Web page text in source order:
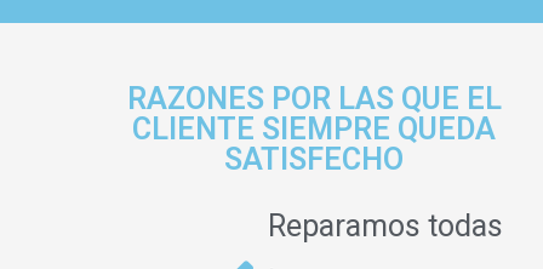
RAZONES POR LAS QUE EL
CLIENTE SIEMPRE QUEDA
SATISFECHO
Reparamos todas